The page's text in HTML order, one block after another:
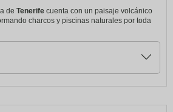
de Tenerife cuenta con un paisaje volcánico
charcos y piscinas naturales por toda